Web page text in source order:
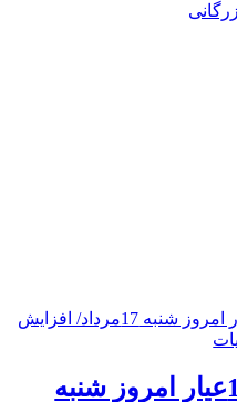
قیمت طلای 18عیار امروز شنبه